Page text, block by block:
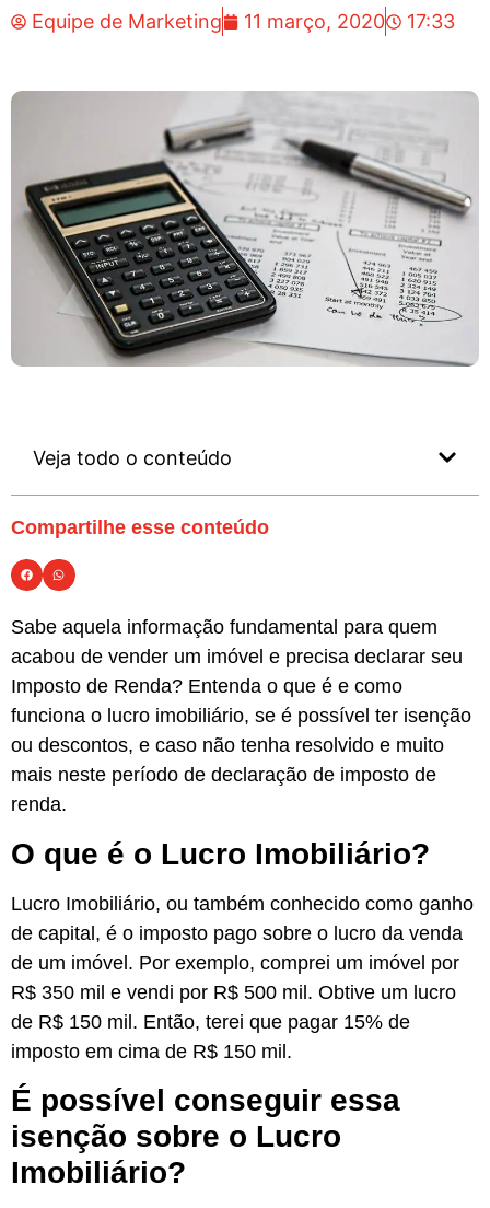
Equipe de Marketing 11 março, 2020 17:33
Veja todo o conteúdo
Compartilhe esse conteúdo
Sabe aquela informação fundamental para quem
acabou de vender um imóvel e precisa declarar seu
Imposto de Renda? Entenda o que é e como
funciona o lucro imobiliário, se é possível ter isenção
ou descontos, e caso não tenha resolvido e muito
mais neste período de declaração de imposto de
renda.
O que é o Lucro Imobiliário?
Lucro Imobiliário, ou também conhecido como ganho
de capital, é o imposto pago sobre o lucro da venda
de um imóvel. Por exemplo, comprei um imóvel por
R$ 350 mil e vendi por R$ 500 mil. Obtive um lucro
de R$ 150 mil. Então, terei que pagar 15% de
imposto em cima de R$ 150 mil.
É possível conseguir essa
isenção sobre o Lucro
Imobiliário?